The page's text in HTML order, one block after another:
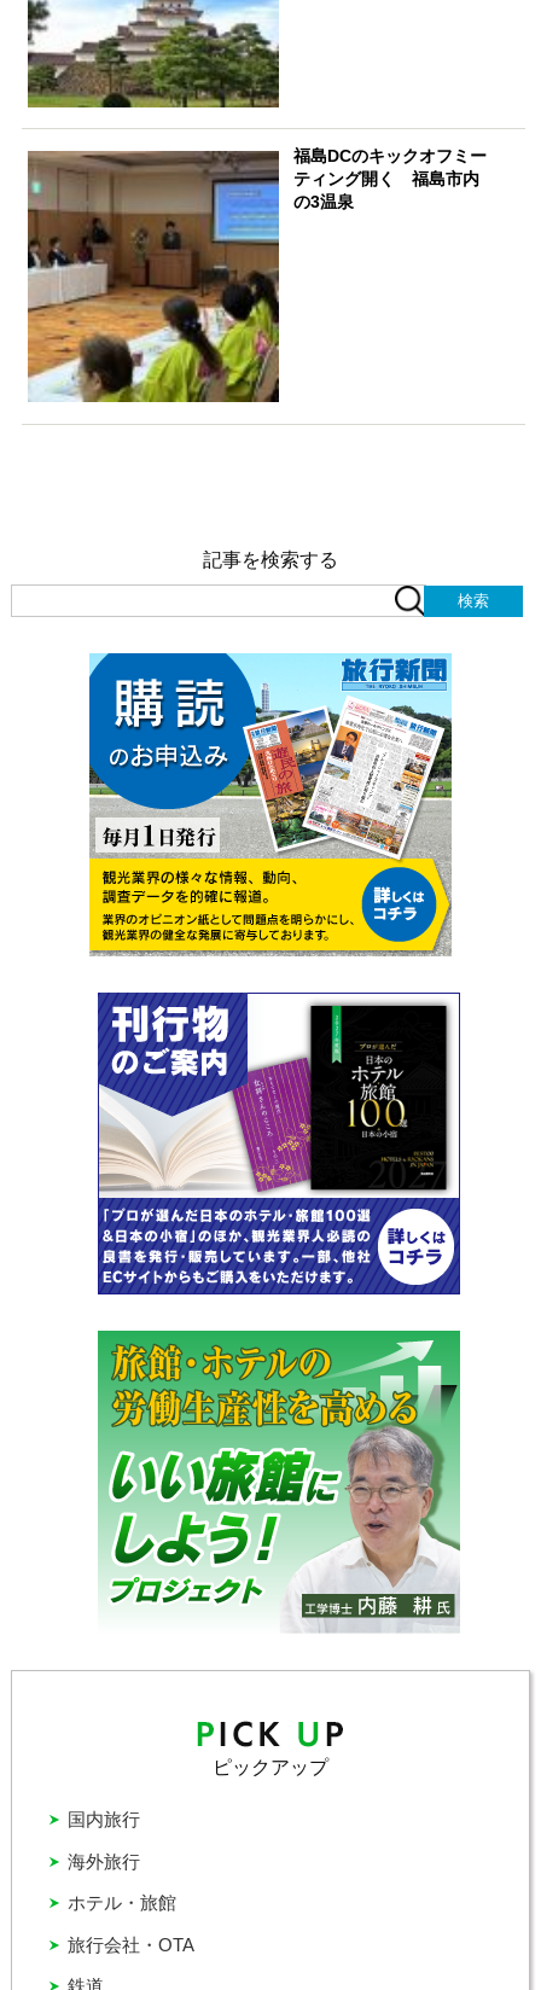
福島DCのキックオフミー
ティング開く 福島市内
の3温泉
記事を検索する
ピックアップ
ホテル・旅館
国内旅行
旅行会社・OTA
海外旅行
鉄道